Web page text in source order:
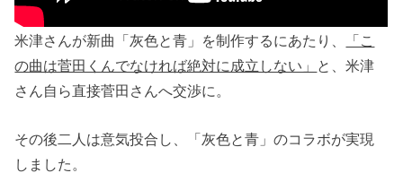
米津さんが新曲「灰色と青」を制作するにあたり、
「こ
の曲は菅田くんでなければ絶対に成立しない」
と、米津
さん自ら直接菅田さんへ交渉に。
その後二人は意気投合し、「灰色と青」のコラボが実現
しました。